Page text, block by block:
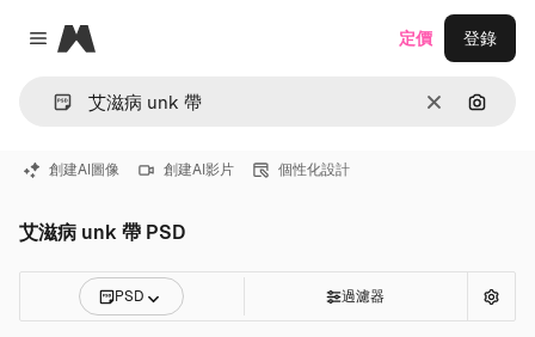
Close menu
Magnific
清除 通過圖
定價 登錄
創建AI圖像 創建AI影片 個性化設計
艾滋病 unk 帶 PSD
PSD 過濾器